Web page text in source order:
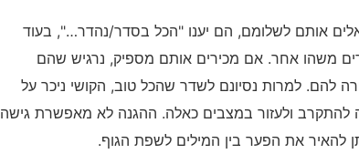
אותם לשלומם, הם יענו "הכל בסדר/נהדר…", בעוד
משהו אחר. אם מכירים אותם מספיק, נרגיש שהם
להם. למרות נסיונם לשדר שהכל טוב, הקושי ניכר על
להתקרב ולעזור במצבים כאלה. ההגנה לא מאפשרת גישה
להאיר את הפער בין המילים לשפת הגוף.